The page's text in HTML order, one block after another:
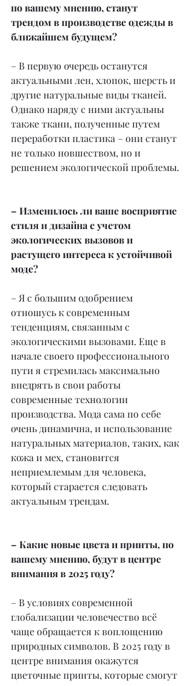
по вашему мнению, станут
трендом в производстве одежды в
ближайшем будущем?
– В первую очередь останутся
актуальными лен, хлопок, шерсть и
другие натуральные виды тканей.
Однако наряду с ними актуальны
также ткани, полученные путем
переработки пластика – они станут
не только новшеством, но и
решением экологической проблемы.
– Изменилось ли ваше восприятие
стиля и дизайна с учетом
экологических вызовов и
растущего интереса к устойчивой
моде?
– Я с большим одобрением
отношусь к современным
тенденциям, связанным с
экологическими вызовами. Еще в
начале своего профессионального
пути я стремилась максимально
внедрять в свои работы
современные технологии
производства. Мода сама по себе
очень динамична, и использование
натуральных материалов, таких, как
кожа и мех, становится
неприемлемым для человека,
который старается следовать
актуальным трендам.
– Какие новые цвета и принты, по
вашему мнению, будут в центре
внимания в 2025 году?
– В условиях современной
глобализации человечество всё
чаще обращается к воплощению
природных символов. В 2025 году в
центре внимания окажутся
цветочные принты, которые смогут